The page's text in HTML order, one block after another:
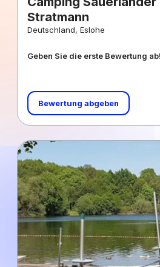
Stratmann
Deutschland, Eslohe
Geben Sie die erste Bewertung ab!
Bewertung abgeben